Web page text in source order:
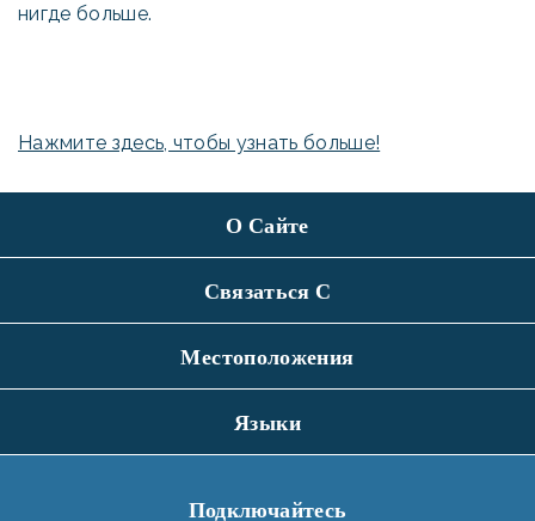
нигде больше.
Нажмите здесь, чтобы узнать больше!
О Сайте
Связаться С
Местоположения
Языки
Подключайтесь